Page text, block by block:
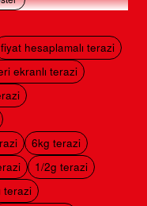
sunan, M onaylı ve CE
Kullanılır?
ağırlığını
satış tutarını
Tezgâh üstü
çalışma özelliğiyle
noktalarına uygundur.
fiyat hesaplamalı terazi
ekranlı terazi
6kg terazi
1/2g terazi
terazi